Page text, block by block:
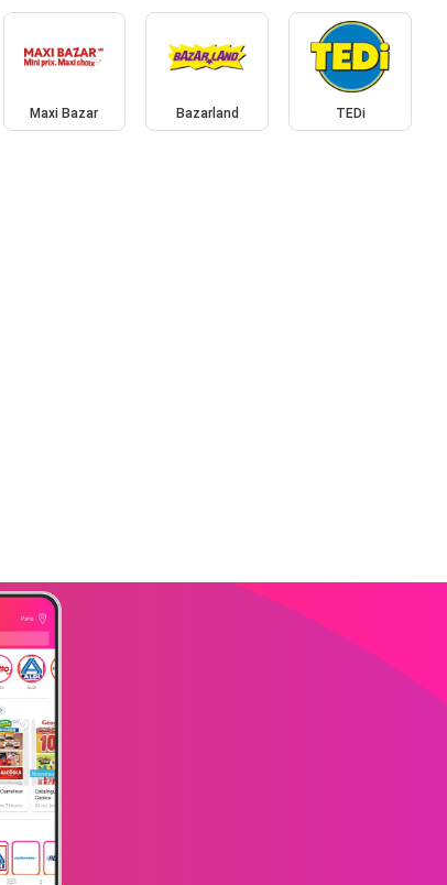
Maxi Bazar Bazarland TEDi